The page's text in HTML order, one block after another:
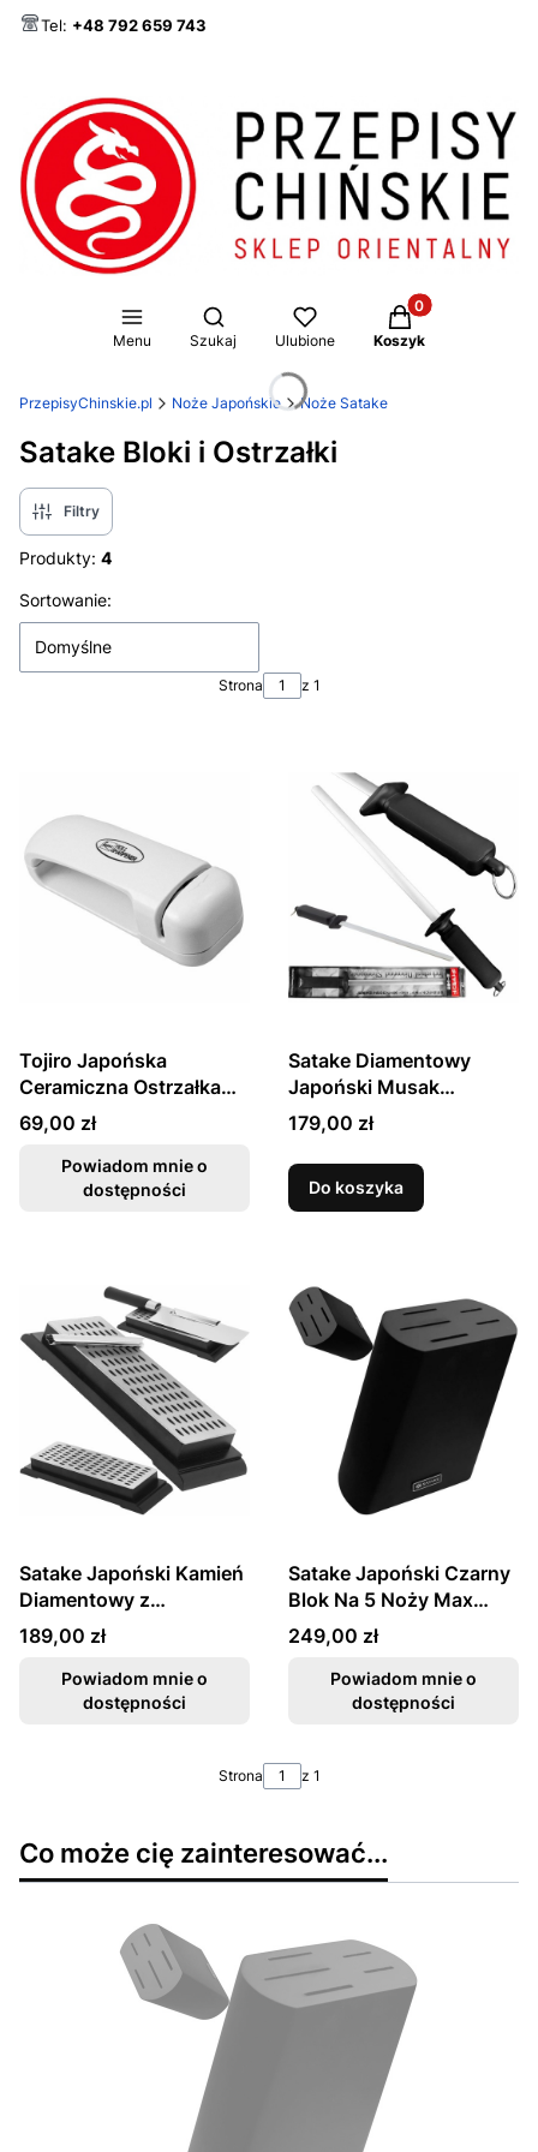
Tel: +48 792 659 743
Menu
Otwórz wyszukiwarkę
Szukaj Ulubione
Produkty w
Koszyk
PrzepisyChinskie.pl Noże Japońskie Noże Satake
Satake Bloki i Ostrzałki
Filtry
Produkty: 4
Lista produktów
Sortowanie:
Domyślne
Strona z 1
Tojiro Japońska
Ceramiczna Ostrzałka
Kółkowa Do Ostrzenia
Noży
Cena
69,00 zł
Powiadom mnie o
dostępności
Satake Diamentowy
Japoński Musak
Ostrzałka Do Ostrzenia
Noży 25cm GL017
Cena
179,00 zł
Do koszyka
Satake Japoński Kamień
Diamentowy z
Prowadnicą Do
Ostrzenia Noży 22,5cm
GL050
Cena
189,00 zł
Powiadom mnie o
dostępności
Satake Japoński Czarny
Blok Na 5 Noży Max
Wysokość 20cm
W1600-B
Cena
249,00 zł
Powiadom mnie o
dostępności
Strona z 1
Co może cię zainteresować...